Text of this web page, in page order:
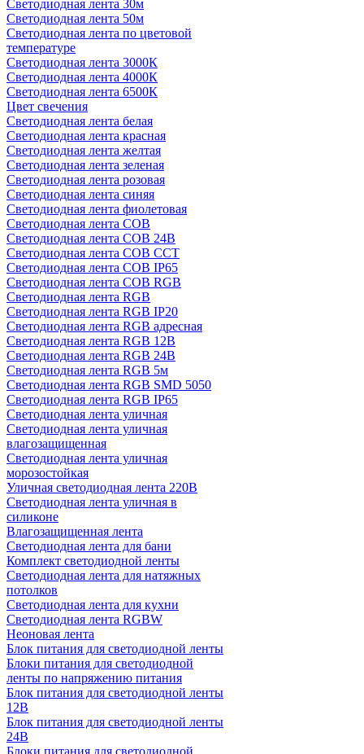
Светодиодная лента 30м
Светодиодная лента 50м
Светодиодная лента по цветовой
температуре
Светодиодная лента 3000К
Светодиодная лента 4000К
Светодиодная лента 6500К
Цвет свечения
Светодиодная лента белая
Светодиодная лента красная
Светодиодная лента желтая
Светодиодная лента зеленая
Светодиодная лента розовая
Светодиодная лента синяя
Светодиодная лента фиолетовая
Светодиодная лента COB
Светодиодная лента COB 24В
Светодиодная лента COB CCT
Светодиодная лента COB IP65
Светодиодная лента COB RGB
Светодиодная лента RGB
Светодиодная лента RGB IP20
Светодиодная лента RGB адресная
Светодиодная лента RGB 12В
Светодиодная лента RGB 24В
Светодиодная лента RGB 5м
Светодиодная лента RGB SMD 5050
Светодиодная лента RGB IP65
Светодиодная лента уличная
Светодиодная лента уличная
влагозащищенная
Светодиодная лента уличная
морозостойкая
Уличная светодиодная лента 220В
Светодиодная лента уличная в
силиконе
Влагозащищенная лента
Светодиодная лента для бани
Комплект светодиодной ленты
Светодиодная лента для натяжных
потолков
Светодиодная лента для кухни
Светодиодная лента RGBW
Неоновая лента
Блок питания для светодиодной ленты
Блоки питания для светодиодной
ленты по напряжению питания
Блок питания для светодиодной ленты
12В
Блок питания для светодиодной ленты
24В
Блоки питания для светодиодной